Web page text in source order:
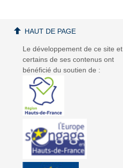
Le développement de ce site et
certains de ses contenus ont
bénéficié du soutien de :
HAUT DE PAGE